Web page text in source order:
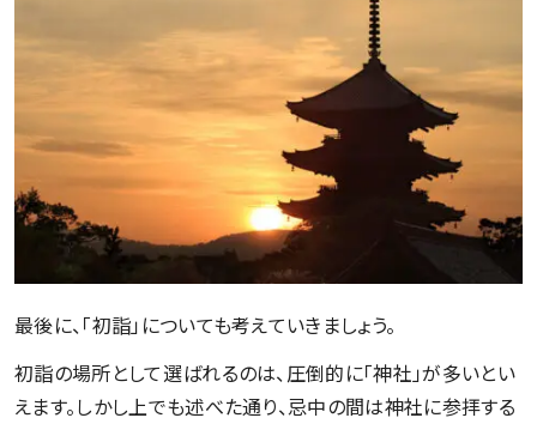
最後に、「初詣」についても考えていきましょう。
初詣の場所として選ばれるのは、圧倒的に「神社」が多いとい
えます。しかし上でも述べた通り、忌中の間は神社に参拝する